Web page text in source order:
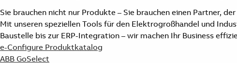
Sie brauchen nicht nur Produkte – Sie brauchen einen Partner,
Mit unseren speziellen Tools für den Elektrogroßhandel und
Baustelle bis zur ERP-Integration – wir machen Ihr Business
e-Configure Produktkatalog
ABB GoSelect